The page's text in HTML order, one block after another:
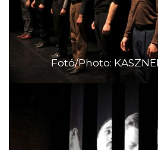
Fotó/Photo: